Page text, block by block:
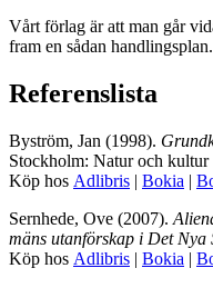
Vårt förlag är att man går
fram en sådan handlingsplan.
Referenslista
Byström, Jan (1998).
Stockholm: Natur och kultur
Köp hos Adlibris | Bokia |
Sernhede, Ove (2007).
mäns utanförskap i Det Nya
Köp hos Adlibris | Bokia |